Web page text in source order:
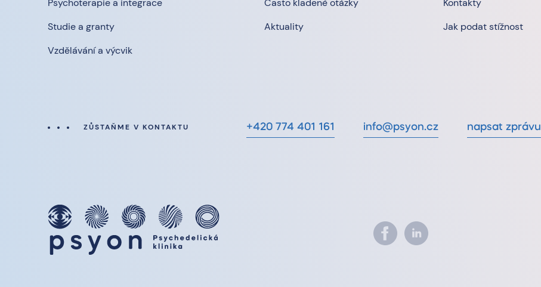
Psychoterapie a integrace
Studie a granty
Vzdělávání a výcvik
Často kladené otázky
Aktuality
Kontakty
Jak podat stížnost
ZŮSTAŇME V KONTAKTU +420 774 401 161 info@psyon.cz napsat zprávu